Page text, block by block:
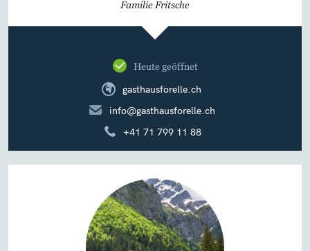
Familie Fritsche
Heute geöffnet
gasthausforelle.ch
info@gasthausforelle.ch
+41 71 799 11 88